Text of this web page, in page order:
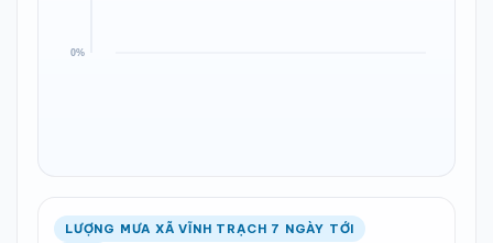
LƯỢNG MƯA XÃ VĨNH TRẠCH 7 NGÀY TỚI